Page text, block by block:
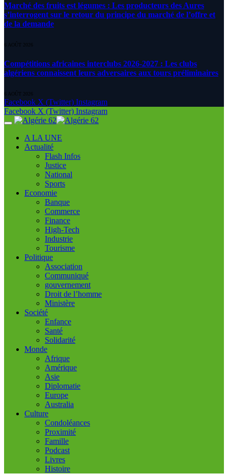
Marché des fruits est légumes : Les producteurs des Aures
s’interrogent sur le retour du principe du marché de l’offre et
de la demande
6 AOÛT 2026
Compétitions africaines interclubs 2026-2027 : Les clubs
algériens connaissent leurs adversaires aux tours préliminaires
6 AOÛT 2026
Facebook X (Twitter) Instagram
Facebook X (Twitter) Instagram
A LA UNE
Actualité
Flash Infos
Justice
National
Sports
Economie
Banque
Commerce
Finance
High-Tech
Industrie
Tourisme
Politique
Association
Communiqué
gouvernement
Droit de l’homme
Ministère
Société
Enfance
Santé
Solidarité
Monde
Afrique
Amérique
Asie
Diplomatie
Europe
Australia
Culture
Condoléances
Proximité
Famille
Podcast
Livres
Histoire